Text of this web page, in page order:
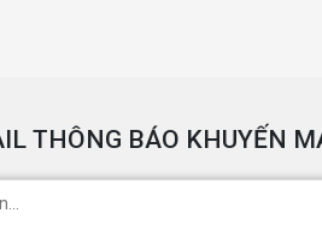
THÔNG BÁO KHUYẾN